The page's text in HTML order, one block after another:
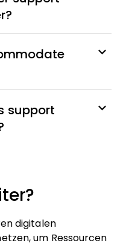
support
digitalen
um Ressourcen